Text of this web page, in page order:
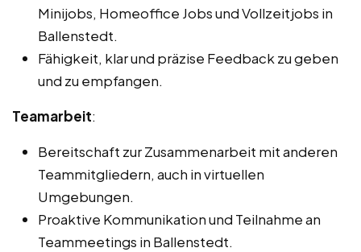
Minijobs, Homeoffice Jobs und Vollzeitjobs in
Ballenstedt.
Fähigkeit, klar und präzise Feedback zu geben
und zu empfangen.
Teamarbeit:
Bereitschaft zur Zusammenarbeit mit anderen
Teammitgliedern, auch in virtuellen
Umgebungen.
Proaktive Kommunikation und Teilnahme an
Teammeetings in Ballenstedt.